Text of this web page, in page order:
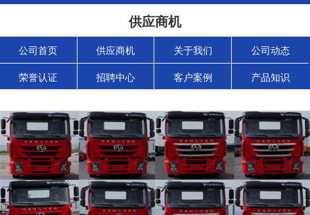
供应商机
公司首页 供应商机 关于我们 公司动态
荣誉认证 招聘中心 客户案例 产品知识